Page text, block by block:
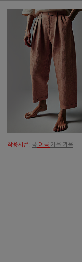
착용시즌: 봄 여름 가을 겨울